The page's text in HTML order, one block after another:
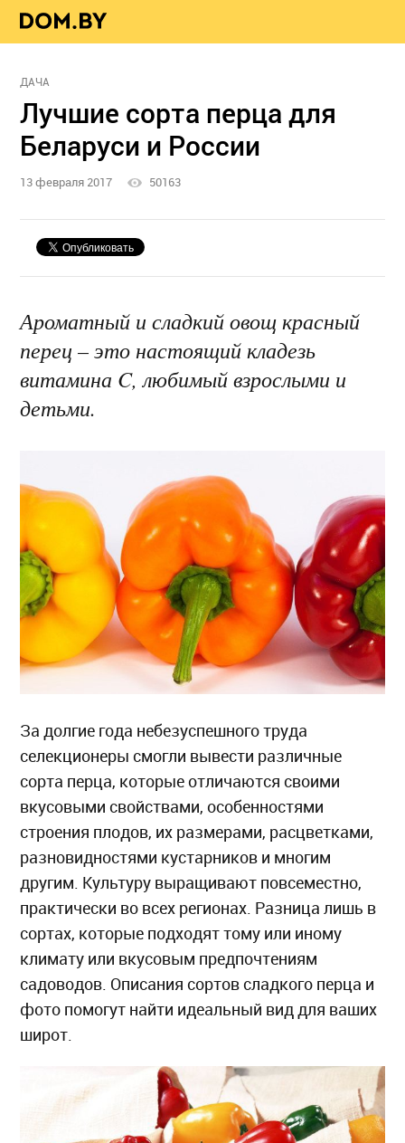
ДАЧА
Лучшие сорта перца для
Беларуси и России
13 февраля 2017 50163
Ароматный и сладкий овощ красный
перец – это настоящий кладезь
витамина C, любимый взрослыми и
детьми.
За долгие года небезуспешного труда
селекционеры смогли вывести различные
сорта перца, которые отличаются своими
вкусовыми свойствами, особенностями
строения плодов, их размерами, расцветками,
разновидностями кустарников и многим
другим. Культуру выращивают повсеместно,
практически во всех регионах. Разница лишь в
сортах, которые подходят тому или иному
климату или вкусовым предпочтениям
садоводов. Описания сортов сладкого перца и
фото помогут найти идеальный вид для ваших
широт.